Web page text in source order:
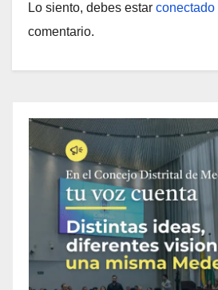
Lo siento, debes estar conectado
comentario.